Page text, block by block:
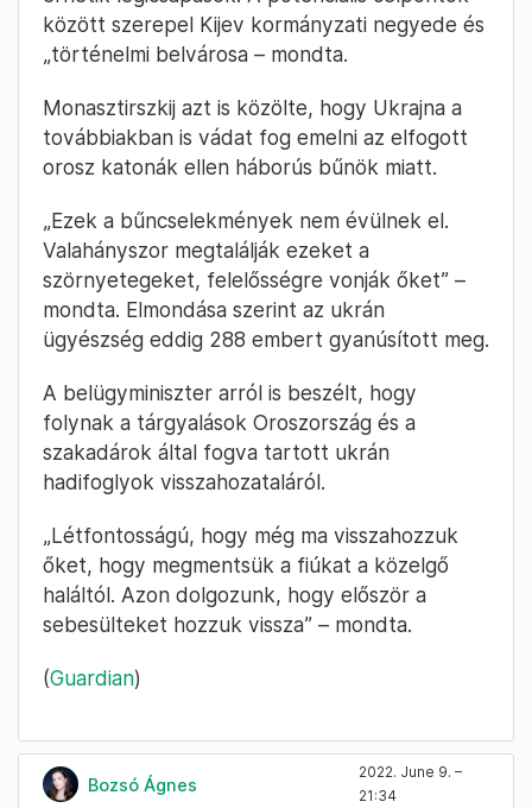
között szerepel Kijev kormányzati negyede és
„történelmi belvárosa – mondta.
Monasztirszkij azt is közölte, hogy Ukrajna a
továbbiakban is vádat fog emelni az elfogott
orosz katonák ellen háborús bűnök miatt.
„Ezek a bűncselekmények nem évülnek el.
Valahányszor megtalálják ezeket a
szörnyetegeket, felelősségre vonják őket” –
mondta. Elmondása szerint az ukrán
ügyészség eddig 288 embert gyanúsított meg.
A belügyminiszter arról is beszélt, hogy
folynak a tárgyalások Oroszország és a
szakadárok által fogva tartott ukrán
hadifoglyok visszahozataláról.
„Létfontosságú, hogy még ma visszahozzuk
őket, hogy megmentsük a fiúkat a közelgő
haláltól. Azon dolgozunk, hogy először a
sebesülteket hozzuk vissza” – mondta.
(Guardian)
Bozsó Ágnes
2022. June 9. –
21:34